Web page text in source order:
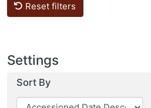
Reset filters
Settings
Sort By